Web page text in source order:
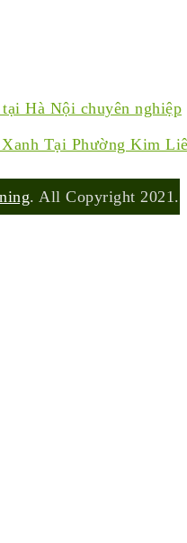
Hà Nội chuyên nghiệp
Tại Phường Kim
. All Copyright 2021.